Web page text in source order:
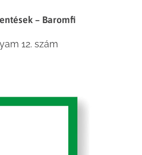
– Baromfi
12. szám